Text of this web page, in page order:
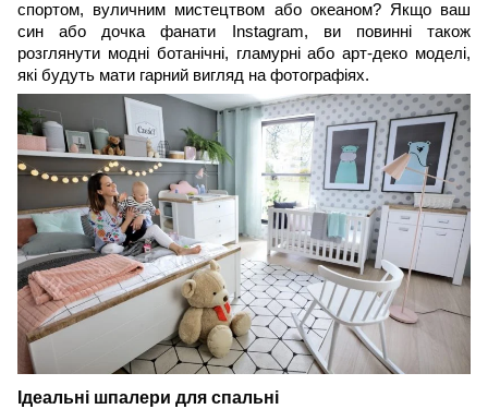
спортом, вуличним мистецтвом або океаном? Якщо ваш
син або дочка фанати Instagram, ви повинні також
розглянути модні ботанічні, гламурні або арт-деко моделі,
які будуть мати гарний вигляд на фотографіях.
Ідеальні шпалери для спальні